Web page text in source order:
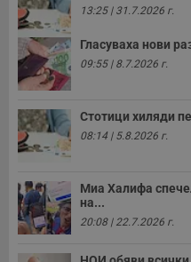
13:25 | 31.7.2026 г.
Гласуваха нови
09:55 | 8.7.2026 г.
Стотици хиляди
08:14 | 5.8.2026 г.
Миа Халифа
на...
20:08 | 22.7.2026 г.